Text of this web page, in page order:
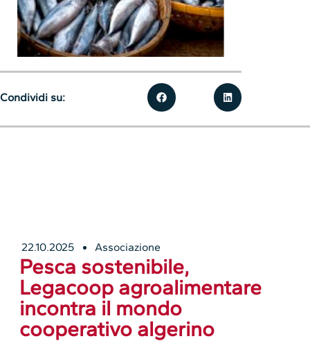
22.10.2025 Associazione
Pesca sostenibile,
Legacoop agroalimentare
incontra il mondo
cooperativo algerino
Condividi su: